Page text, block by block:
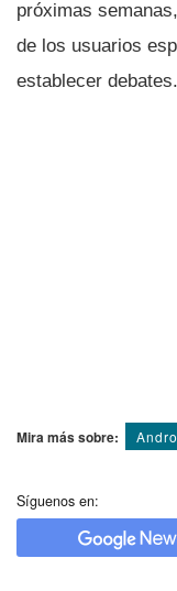
próximas
de los usuarios
establecer debates.
Mira más sobre:
Síguenos en: